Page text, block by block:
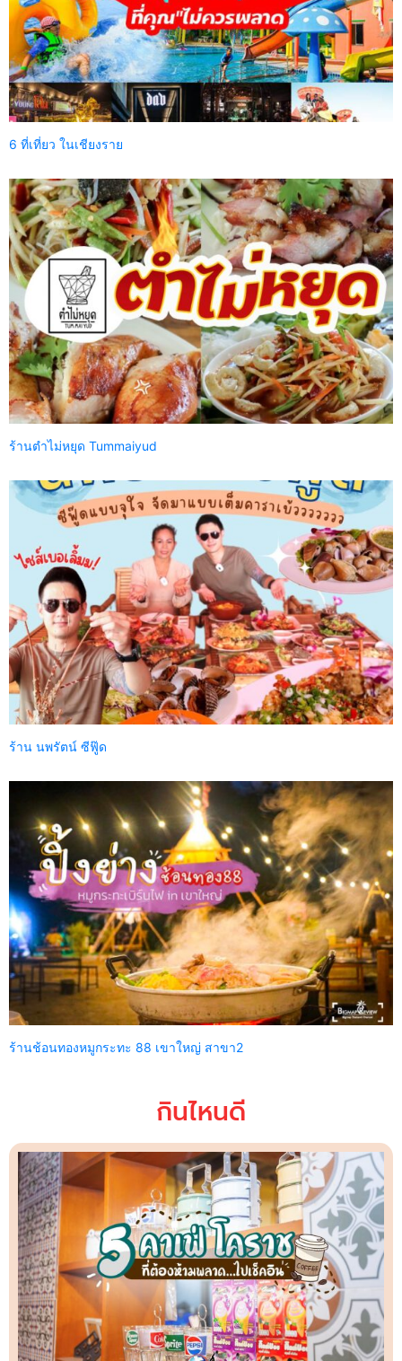
6 ที่เที่ยว ในเชียงราย
ร้านตำไม่หยุด Tummaiyud
ร้าน นพรัตน์ ซีฟู๊ด
ร้านช้อนทองหมูกระทะ 88 เขาใหญ่ สาขา2
กินไหนดี